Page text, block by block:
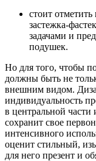
стоит
застежка-
задачами и
подушек.
Но для того, чтобы
должны быть не
внешним видом.
индивидуальность
в центральной
сохранит свое
интенсивного
оценит стильный,
для него презент и